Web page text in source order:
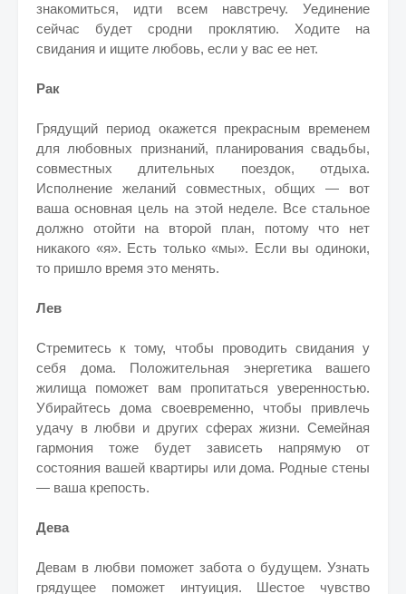
знакомиться, идти всем навстречу. Уединение
сейчас будет сродни проклятию. Ходите на
свидания и ищите любовь, если у вас ее нет.
Рак
Грядущий период окажется прекрасным временем
для любовных признаний, планирования свадьбы,
совместных длительных поездок, отдыха.
Исполнение желаний совместных, общих — вот
ваша основная цель на этой неделе. Все стальное
должно отойти на второй план, потому что нет
никакого «я». Есть только «мы». Если вы одиноки,
то пришло время это менять.
Лев
Стремитесь к тому, чтобы проводить свидания у
себя дома. Положительная энергетика вашего
жилища поможет вам пропитаться уверенностью.
Убирайтесь дома своевременно, чтобы привлечь
удачу в любви и других сферах жизни. Семейная
гармония тоже будет зависеть напрямую от
состояния вашей квартиры или дома. Родные стены
— ваша крепость.
Дева
Девам в любви поможет забота о будущем. Узнать
грядущее поможет интуиция. Шестое чувство